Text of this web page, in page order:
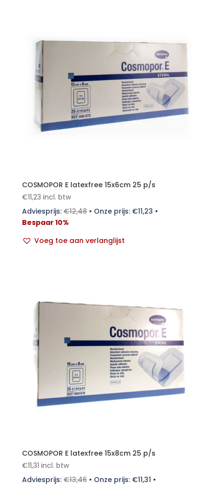
COSMOPOR E latexfree 15x6cm 25 p/s
€11,23 incl. btw
Adviesprijs:€12,48• Onze prijs: €11,23 •
Bespaar 10%
Voeg toe aan verlanglijst
COSMOPOR E latexfree 15x8cm 25 p/s
€11,31 incl. btw
Adviesprijs:€13,46• Onze prijs: €11,31 •